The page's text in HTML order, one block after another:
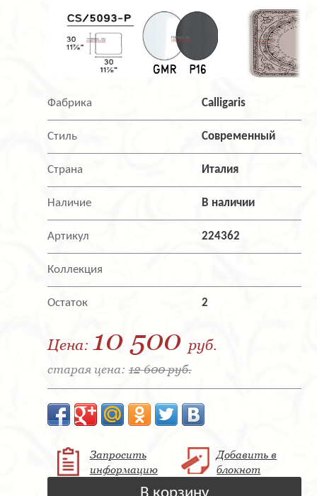
Фабрика Calligaris
Стиль Современный
Страна Италия
Наличие В наличии
Артикул 224362
Коллекция
Остаток 2
Цена: 10 500 руб.
старая цена: 12 600 руб.
Запросить
информацию
Добавить в
блокнот